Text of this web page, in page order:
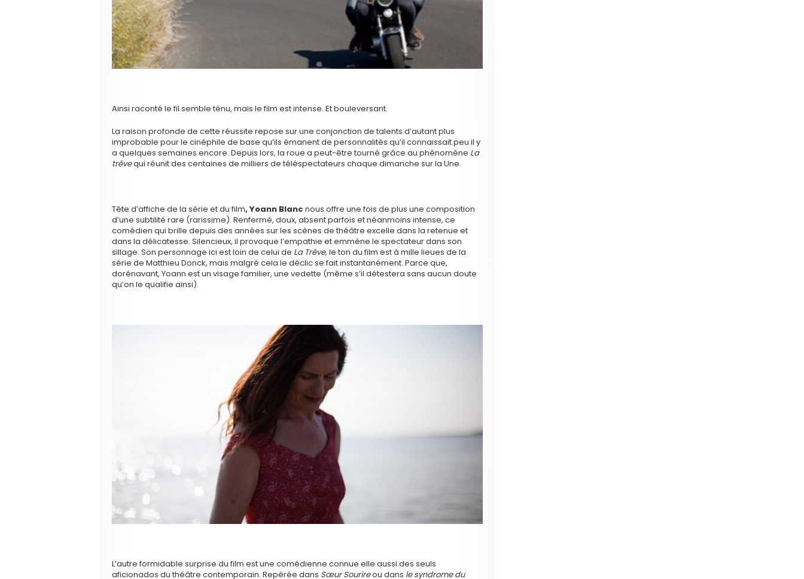
Ainsi raconté le fil semble ténu, mais le film est intense. Et bouleversant.
La raison profonde de cette réussite repose sur une conjonction de talents d’autant plus
improbable pour le cinéphile de base qu’ils émanent de personnalités qu’il connaissait peu il y
a quelques semaines encore. Depuis lors, la roue a peut-être tourné grâce au phénomène La
trêvequi réunit des centaines de milliers de téléspectateurs chaque dimanche sur la Une.
Tête d’affiche de la série et du film, Yoann Blanc nous offre une fois de plus une composition
d’une subtilité rare (rarissime). Renfermé, doux, absent parfois et néanmoins intense, ce
comédien qui brille depuis des années sur les scènes de théâtre excelle dans la retenue et
dans la délicatesse. Silencieux, il provoque l’empathie et emmène le spectateur dans son
sillage. Son personnage ici est loin de celui de La Trêve,le ton du film est à mille lieues de la
série de Matthieu Donck, mais malgré cela le déclic se fait instantanément. Parce que,
dorénavant, Yoann est un visage familier, une vedette (même s’il détestera sans aucun doute
qu’on le qualifie ainsi).
L’autre formidable surprise du film est une comédienne connue elle aussi des seuls
aficionados du théâtre contemporain. Repérée dans Sœur Sourireou dans le syndrome du